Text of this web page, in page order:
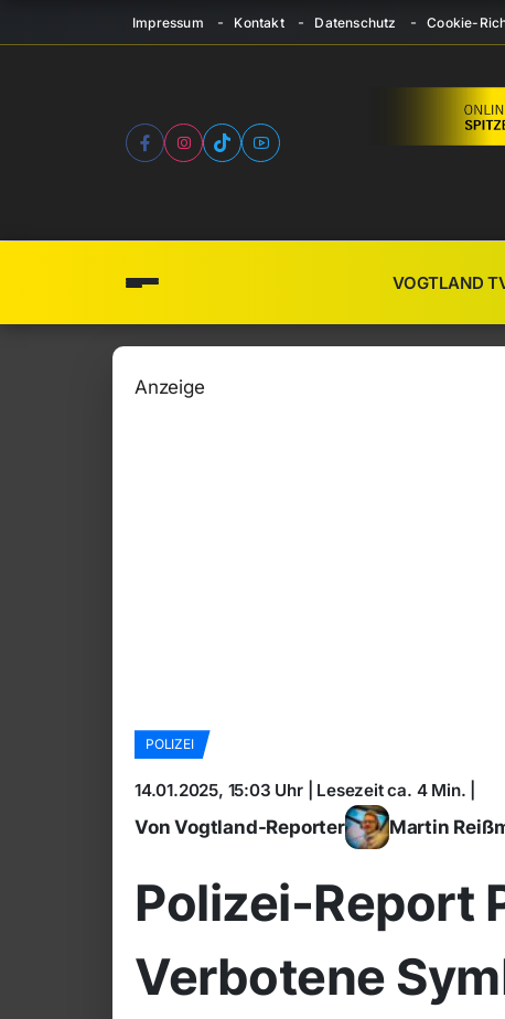
Impressum Kontakt Datenschutz Cookie-
VOGTLAND
Anzeige
POLIZEI
14.01.2025, 15:03 Uhr | Lesezeit ca. 4 Min. |
Von Vogtland-Reporter Martin
Polizei-Report
Verbotene